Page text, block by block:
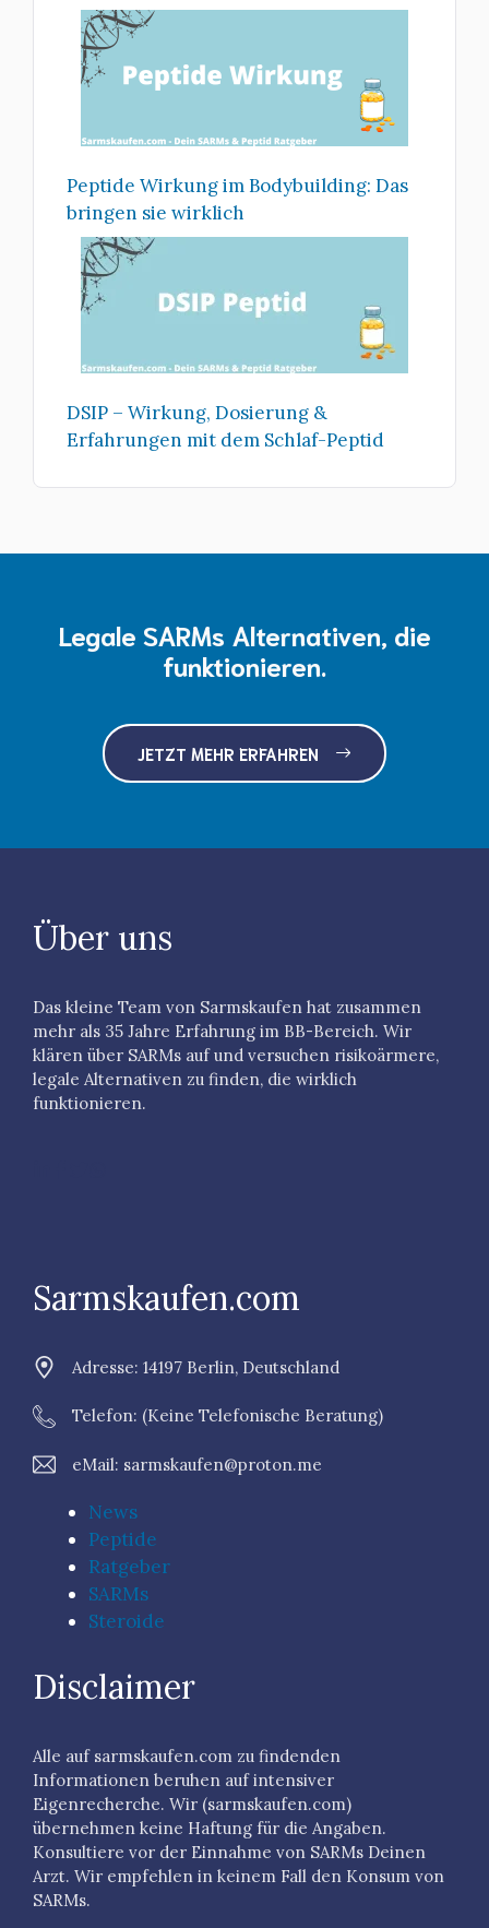
Peptide Wirkung im Bodybuilding: Das
bringen sie wirklich
DSIP – Wirkung, Dosierung &
Erfahrungen mit dem Schlaf-Peptid
Legale SARMs Alternativen, die
funktionieren.
JETZT MEHR ERFAHREN
Über uns
Das kleine Team von Sarmskaufen hat zusammen
mehr als 35 Jahre Erfahrung im BB-Bereich. Wir
klären über SARMs auf und versuchen risikoärmere,
legale Alternativen zu finden, die wirklich
funktionieren.
Sarmskaufen.com
Adresse: 14197 Berlin, Deutschland
Telefon: (keine Telefonische Beratung)
eMail: sarmskaufen@proton.me
News
Peptide
Ratgeber
SARMs
Steroide
Disclaimer
Alle auf sarmskaufen.com zu findenden
Informationen beruhen auf intensiver
Eigenrecherche. Wir (sarmskaufen.com)
übernehmen keine Haftung für die Angaben.
Konsultiere vor der Einnahme von SARMs Deinen
Arzt. Wir empfehlen in keinem Fall den Konsum von
SARMs.